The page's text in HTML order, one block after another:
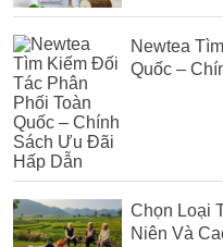
Newtea
Quốc –
Chọn Loại
Niên Và